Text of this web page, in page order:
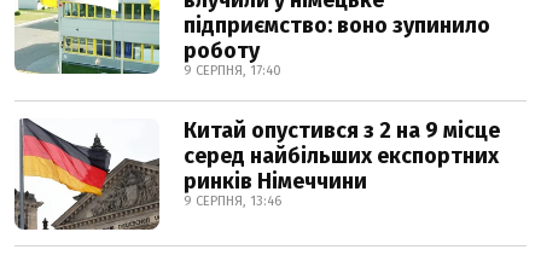
підприємство: воно зупинило
роботу
9 СЕРПНЯ, 17:40
Китай опустився з 2 на 9 місце
серед найбільших експортних
ринків Німеччини
9 СЕРПНЯ, 13:46